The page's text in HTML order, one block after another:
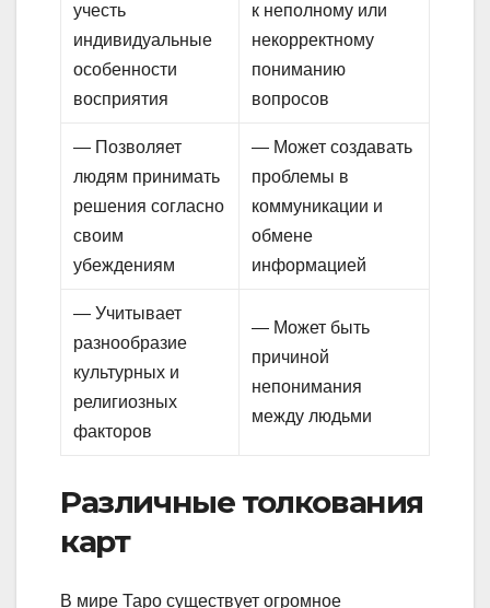
учесть
индивидуальные
особенности
восприятия
к неполному или
некорректному
пониманию
вопросов
— Позволяет
людям принимать
решения согласно
своим
убеждениям
— Может создавать
проблемы в
коммуникации и
обмене
информацией
— Учитывает
разнообразие
культурных и
религиозных
факторов
— Может быть
причиной
непонимания
между людьми
Различные толкования
карт
В мире Таро существует огромное